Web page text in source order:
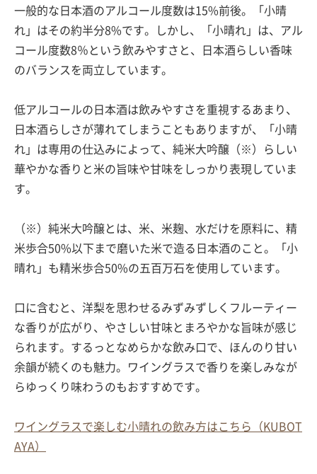
一般的な日本酒のアルコール度数は15%前後。「小晴
れ」はその約半分8%です。しかし、「小晴れ」は、アル
コール度数8％という飲みやすさと、日本酒らしい香味
のバランスを両立しています。
低アルコールの日本酒は飲みやすさを重視するあまり、
日本酒らしさが薄れてしまうこともありますが、「小晴
れ」は専用の仕込みによって、純米大吟醸（※）らしい
華やかな香りと米の旨味や甘味をしっかり表現していま
す。
（※）純米大吟醸とは、米、米麹、水だけを原料に、精
米歩合50%以下まで磨いた米で造る日本酒のこと。「小
晴れ」も精米歩合50%の五百万石を使用しています。
口に含むと、洋梨を思わせるみずみずしくフルーティー
な香りが広がり、やさしい甘味とまろやかな旨味が感じ
られます。するっとなめらかな飲み口で、ほんのり甘い
余韻が続くのも魅力。ワイングラスで香りを楽しみなが
らゆっくり味わうのもおすすめです。
ワイングラスで楽しむ小晴れの飲み方はこちら（KUBOT
AYA）